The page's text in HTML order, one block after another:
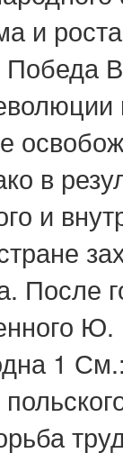
и
Победа
в
и
После
1